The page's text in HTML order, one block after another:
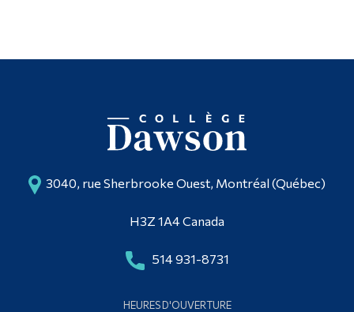
3040, rue Sherbrooke Ouest, Montréal (Québec)
H3Z 1A4 Canada
514 931-8731
HEURES D'OUVERTURE